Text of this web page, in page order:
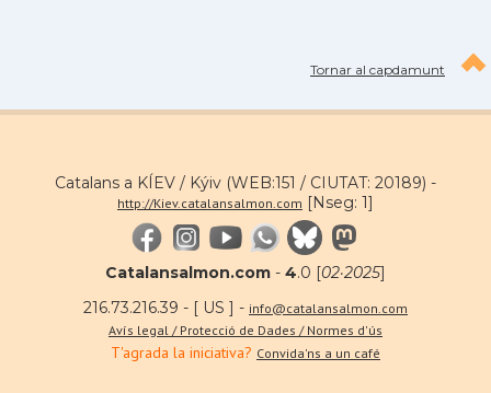
Tornar al capdamunt
Catalans a KÍEV / Kýiv (WEB:151 / CIUTAT: 20189) -
http://Kiev.catalansalmon.com [Nseg: 1]
Catalansalmon.com - 4.0 [02·2025]
216.73.216.39 - [ US ] - info@catalansalmon.com
Avís legal / Protecció de Dades / Normes d'ús
T'agrada la iniciativa? Convida'ns a un café